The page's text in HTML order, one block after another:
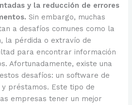
y la reducción de errores
Sin embargo, muchas
a desafíos comunes como la
la pérdida o extravío de
para encontrar información
Afortunadamente, existe una
desafíos: un software de
préstamos. Este tipo de
empresas tener un mejor